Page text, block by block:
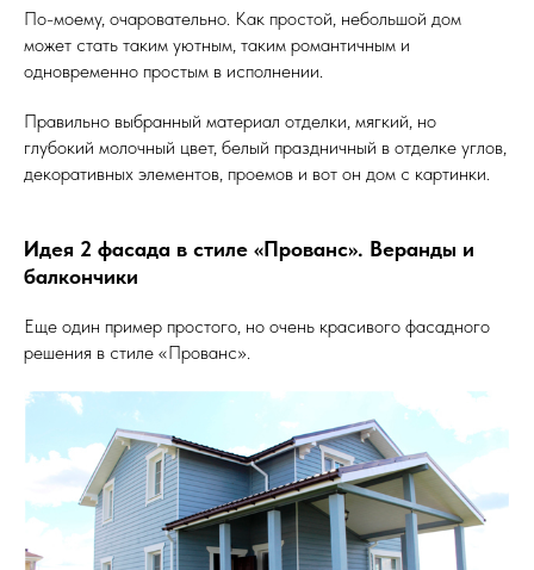
По-моему, очаровательно. Как простой, небольшой дом
может стать таким уютным, таким романтичным и
одновременно простым в исполнении.
Правильно выбранный материал отделки, мягкий, но
глубокий молочный цвет, белый праздничный в отделке углов,
декоративных элементов, проемов и вот он дом с картинки.
Идея 2 фасада в стиле «Прованс». Веранды и
балкончики
Еще один пример простого, но очень красивого фасадного
решения в стиле «Прованс».